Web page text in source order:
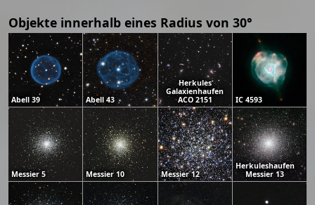
Objekte innerhalb eines Radius von 30°
Abell 39 Abell 43
Herkules
Galaxienhaufen
ACO 2151
IC 4593
Messier 5 Messier 10 Messier 12
Herkuleshaufen
Messier 13